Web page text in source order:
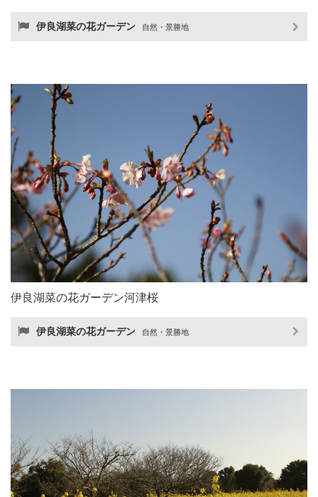
伊良湖菜の花ガーデン 自然・景勝地
伊良湖菜の花ガーデン河津桜
伊良湖菜の花ガーデン 自然・景勝地